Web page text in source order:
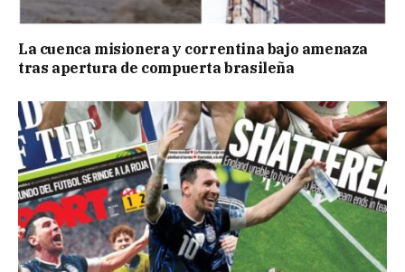
La cuenca misionera y correntina bajo amenaza
tras apertura de compuerta brasileña